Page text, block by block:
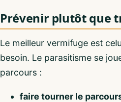
Prévenir plutôt que
Le meilleur vermifuge est
besoin. Le parasitisme se
parcours :
faire tourner le